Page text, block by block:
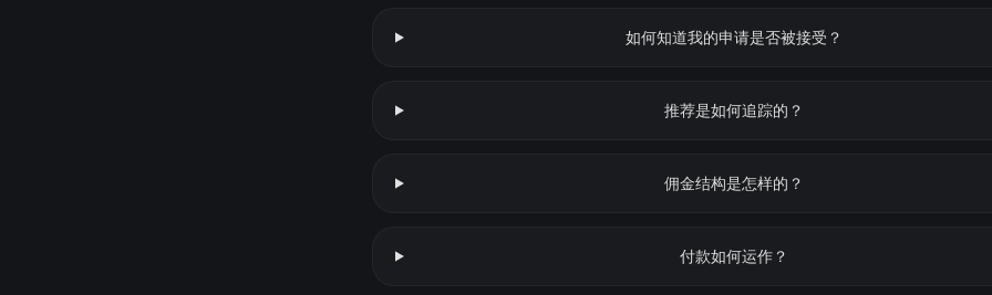
如何知道我的申请是否被接受？
推荐是如何追踪的？
佣金结构是怎样的？
付款如何运作？